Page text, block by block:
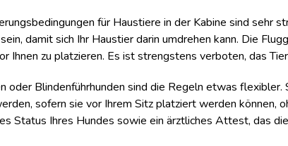
für Haustiere in der Kabine sind sehr
damit sich Ihr Haustier darin umdrehen kann. Die
Ihnen zu platzieren. Es ist strengstens verboten, das
oder Blindenführhunden sind die Regeln etwas flexibler.
sofern sie vor Ihrem Sitz platziert werden können,
Status Ihres Hundes sowie ein ärztliches Attest, das